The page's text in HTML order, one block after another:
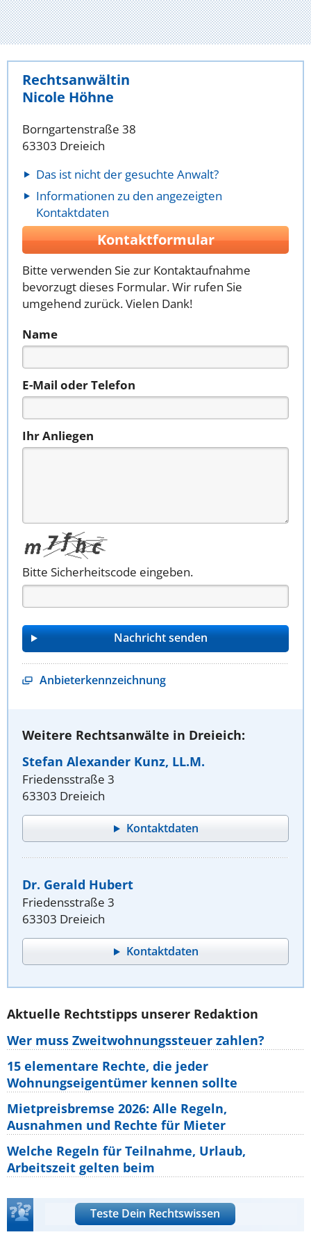
Rechtsanwältin
Nicole Höhne
Borngartenstraße 38
63303 Dreieich
Das ist nicht der gesuchte Anwalt?
Informationen zu den angezeigten
Kontaktdaten
Kontaktformular
Bitte verwenden Sie zur Kontaktaufnahme
bevorzugt dieses Formular. Wir rufen Sie
umgehend zurück. Vielen Dank!
Name
E-Mail oder Telefon
Ihr Anliegen
Bitte Sicherheitscode eingeben.
Anbieterkennzeichnung
Weitere Rechtsanwälte in Dreieich:
Stefan Alexander Kunz, LL.M.
Friedensstraße 3
63303 Dreieich
Kontaktdaten
Dr. Gerald Hubert
Friedensstraße 3
63303 Dreieich
Kontaktdaten
Aktuelle Rechtstipps unserer Redaktion
Wer muss Zweitwohnungssteuer zahlen?
15 elementare Rechte, die jeder
Wohnungseigentümer kennen sollte
Mietpreisbremse 2026: Alle Regeln,
Ausnahmen und Rechte für Mieter
Welche Regeln für Teilnahme, Urlaub,
Arbeitszeit gelten beim
Teste Dein Rechtswissen